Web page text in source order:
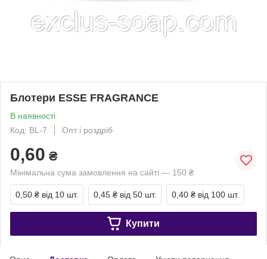
Блотери ESSE FRAGRANCE
В наявності
Код: BL-7
Опт і роздріб
0,60 ₴
Мінімальна сума замовлення на сайті — 150 ₴
0,50 ₴ від 10 шт. 0,45 ₴ від 50 шт. 0,40 ₴ від 100 шт.
Купити